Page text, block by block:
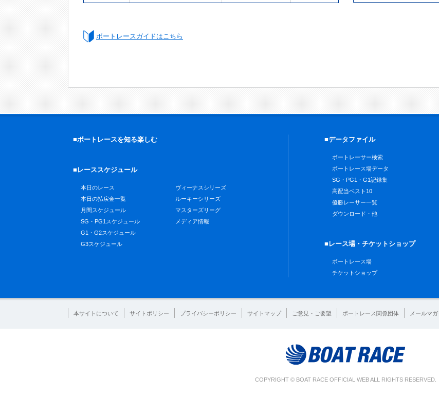
ボートレースガイドはこちら
■ボートレースを知る楽しむ
■レーススケジュール
本日のレース
本日の払戻金一覧
月間スケジュール
SG・PG1スケジュール
G1・G2スケジュール
G3スケジュール
ヴィーナスシリーズ
ルーキーシリーズ
マスターズリーグ
メディア情報
■データファイル
ボートレーサー検索
ボートレース場データ
SG・PG1・G1記録集
高配当ベスト10
優勝レーサー一覧
ダウンロード・他
■レース場・チケットショップ
ボートレース場
チケットショップ
本サイトについて サイトポリシー プライバシーポリシー サイトマップ ご意見・ご要望 ボートレース関係団体 メールマ
COPYRIGHT © BOAT RACE OFFICIAL WEB ALL RIGHTS RESERVED.